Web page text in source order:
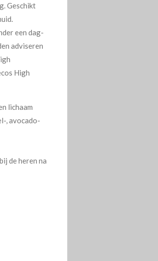
Geschikt
een dag-
adviseren
High
lichaam
, avocado-
de heren na